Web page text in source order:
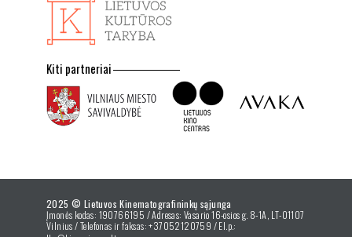
Kiti partneriai
2025 © Lietuvos Kinematografininkų sąjunga
Įmonės kodas: 190766195 / Adresas: Vasario 16-osios g. 8-1A, LT-01107
Vilnius / Telefonas ir faksas: +37052120759 / El.p.: